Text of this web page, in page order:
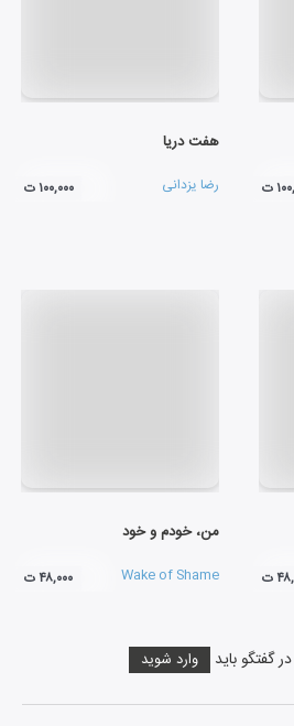
ت
هفت دریا
رضا یزدانی ۱۰۰,۰۰۰ ت
ت
من، خودم و خود
Wake of Shame ۴۸,۰۰۰ ت
گفتگو باید وارد شوید